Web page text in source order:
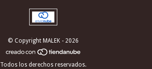
© Copyright MALEK - 2026
Todos los derechos reservados.